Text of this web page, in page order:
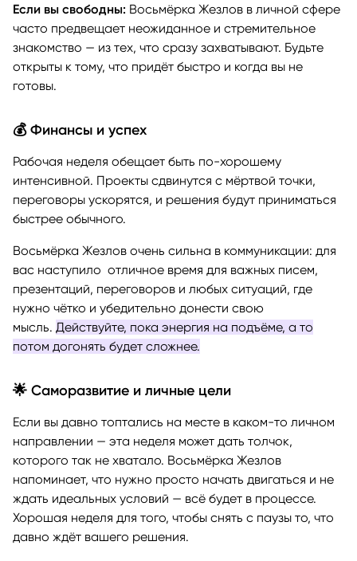
Если вы свободны: Восьмёрка Жезлов в личной сфере
часто предвещает неожиданное и стремительное
знакомство — из тех, что сразу захватывают. Будьте
открыты к тому, что придёт быстро и когда вы не
готовы.
💰 Финансы и успех
Рабочая неделя обещает быть по-хорошему
интенсивной. Проекты сдвинутся с мёртвой точки,
переговоры ускорятся, и решения будут приниматься
быстрее обычного.
Восьмёрка Жезлов очень сильна в коммуникации: для
вас наступило отличное время для важных писем,
презентаций, переговоров и любых ситуаций, где
нужно чётко и убедительно донести свою
мысль. Действуйте, пока энергия на подъёме, а то
потом догонять будет сложнее.
🌟 Саморазвитие и личные цели
Если вы давно топтались на месте в каком-то личном
направлении — эта неделя может дать толчок,
которого так не хватало. Восьмёрка Жезлов
напоминает, что нужно просто начать двигаться и не
ждать идеальных условий — всё будет в процессе.
Хорошая неделя для того, чтобы снять с паузы то, что
давно ждёт вашего решения.